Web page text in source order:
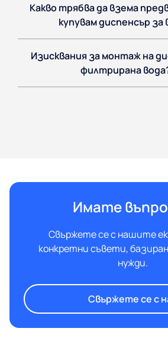
Какво трябва да взема
купувам диспенсър за
Изисквания за монтаж на
филтрирана
Имате
Свържете се с нашите
конкретни съвети,
нужди.
Свържете се с